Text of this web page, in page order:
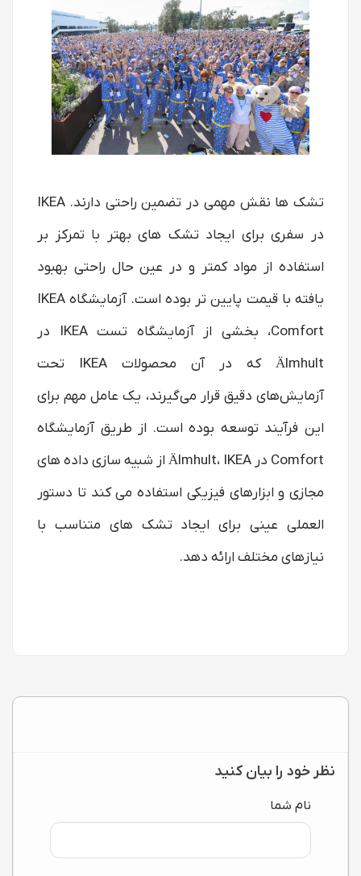
تشک ها نقش مهمی در تضمین راحتی دارند. IKEA
در سفری برای ایجاد تشک های بهتر با تمرکز بر
استفاده از مواد کمتر و در عین حال راحتی بهبود
یافته با قیمت پایین تر بوده است. آزمایشگاه IKEA
Comfort، بخشی از آزمایشگاه تست IKEA در
Älmhult که در آن محصولات IKEA تحت
آزمایش‌های دقیق قرار می‌گیرند، یک عامل مهم برای
این فرآیند توسعه بوده است. از طریق آزمایشگاه
Comfort در Älmhult، IKEA از شبیه سازی داده های
مجازی و ابزارهای فیزیکی استفاده می کند تا دستور
العملی عینی برای ایجاد تشک های متناسب با
نیازهای مختلف ارائه دهد.
نظر خود را بیان کنید
نام شما